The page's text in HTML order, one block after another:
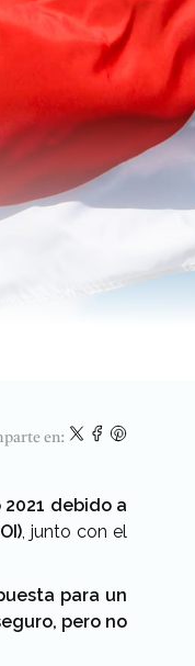
en:
debido a
, junto con el
para un
pero no